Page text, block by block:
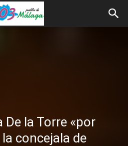
De la Torre «por
concejala de